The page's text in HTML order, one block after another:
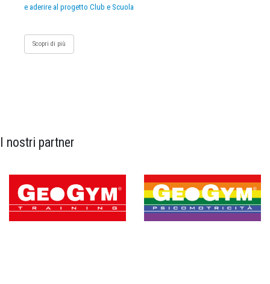
e aderire al progetto Club e Scuola
Scopri di più
I nostri partner